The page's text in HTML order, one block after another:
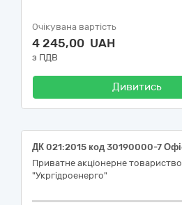
Очікувана вартість
4 245,00 UAH
з ПДВ
Дивитись
Приватне акціонерне товариство
"Укргідроенерго"